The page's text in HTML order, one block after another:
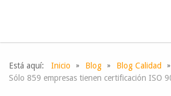
Está aquí: Inicio Blog Blog Calidad
Sólo 859 empresas tienen certificación ISO